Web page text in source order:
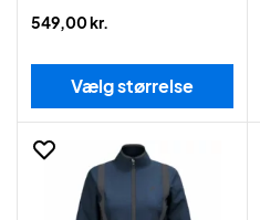
549,00 kr.
Vælg størrelse